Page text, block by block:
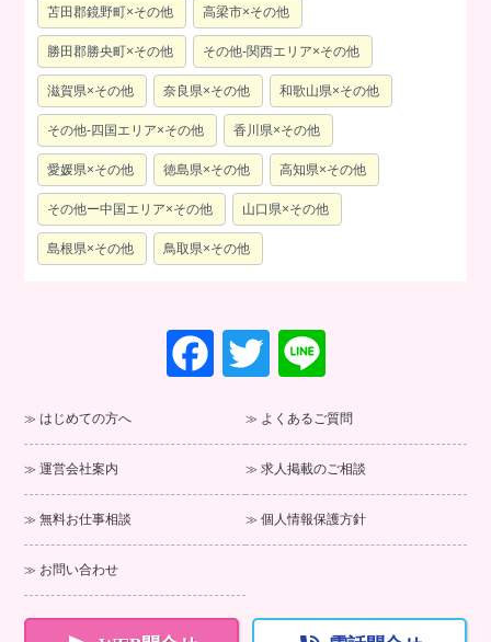
苫田郡鏡野町×その他 高梁市×その他
勝田郡勝央町×その他 その他-関西エリア×その他
滋賀県×その他 奈良県×その他 和歌山県×その他
その他-四国エリア×その他 香川県×その他
愛媛県×その他 徳島県×その他 高知県×その他
その他ー中国エリア×その他 山口県×その他
島根県×その他 鳥取県×その他
F
a
e
b
o
k
T
wi
tt
er
e
はじめての方へ よくあるご質問
運営会社案内 求人掲載のご相談
無料お仕事相談 個人情報保護方針
お問い合わせ